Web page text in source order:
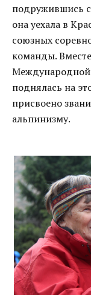
подружившись
она уехала в
союзных
команды.
Международной
поднялась на
присвоено
альпинизму.